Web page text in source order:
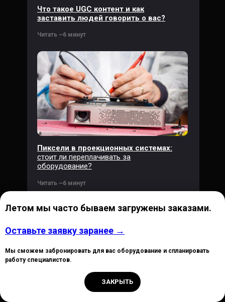
Летом мы часто бываем загружены заказами.
Оставьте заявку заранее →
Мы сможем забронировать для вас оборудование и спланировать
работу специалистов.
ЗАКРЫТЬ
Что такое UGC контент и как
заставить людей говорить о вас?
Пиксели в проекционных системах:
стоит ли переплачивать за
оборудование?
Читать ~6 минут
Читать ~6 минут
У вас есть деловой
запрос? Давайте обсудим!